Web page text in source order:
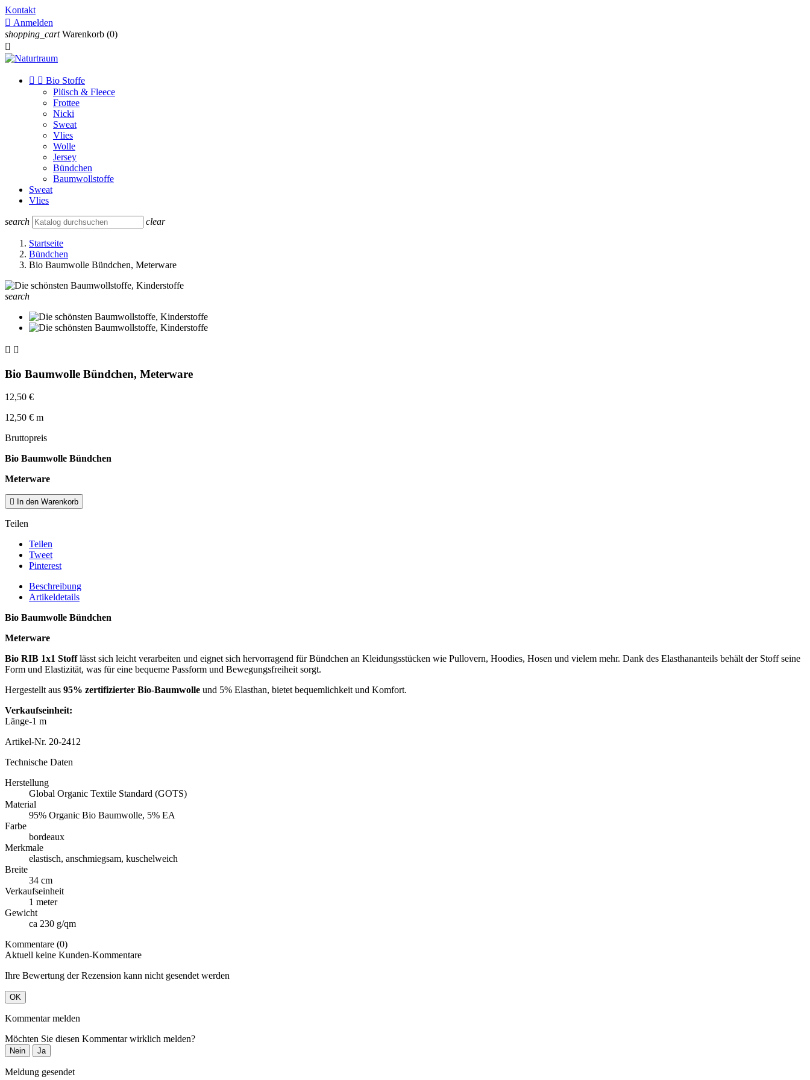
Kontakt
 Anmelden
shopping_cart Warenkorb (0)

  Bio Stoffe
Plüsch & Fleece
Frottee
Nicki
Sweat
Vlies
Wolle
Jersey
Bündchen
Baumwollstoffe
Sweat
Vlies
search clear
Startseite
Bündchen
Bio Baumwolle Bündchen, Meterware
search
 
Bio Baumwolle Bündchen, Meterware
12,50 €
12,50 € m
Bruttopreis
Bio Baumwolle Bündchen
Meterware
 In den Warenkorb
Teilen
Teilen
Tweet
Pinterest
Beschreibung
Artikeldetails
Bio Baumwolle Bündchen
Meterware
Bio RIB 1x1 Stofflässt sich leicht verarbeiten und eignet sich hervorragend für Bündchen an Kleidungsstücken wie Pullovern, Hoodies, Hosen und vielem mehr. Dank des Elasthananteils behält der Stoff seine
Form und Elastizität, was für eine bequeme Passform und Bewegungsfreiheit sorgt.
Hergestellt aus 95% zertifizierter Bio-Baumwolle und 5% Elasthan, bietet bequemlichkeit und Komfort.
Verkaufseinheit:
Länge-1 m
Artikel-Nr. 20-2412
Technische Daten
Herstellung
Global Organic Textile Standard (GOTS)
Material
95% Organic Bio Baumwolle, 5% EA
Farbe
bordeaux
Merkmale
elastisch, anschmiegsam, kuschelweich
Breite
34 cm
Verkaufseinheit
1 meter
Gewicht
ca 230 g/qm
Kommentare (0)
Aktuell keine Kunden-Kommentare
Ihre Bewertung der Rezension kann nicht gesendet werden
OK
Kommentar melden
Möchten Sie diesen Kommentar wirklich melden?
Nein Ja
Meldung gesendet